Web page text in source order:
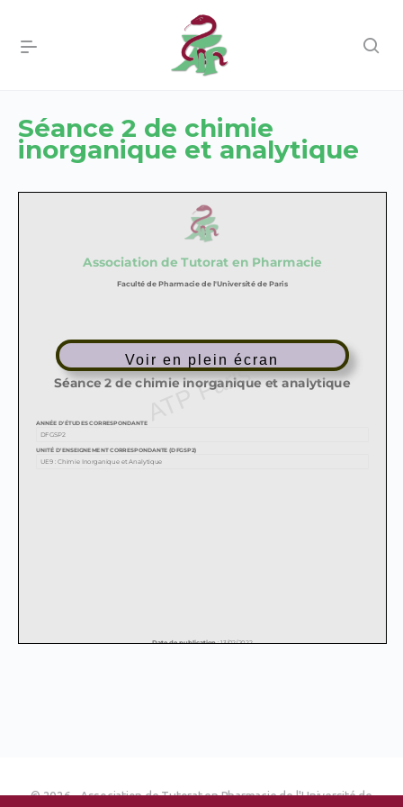
Séance 2 de chimie
inorganique et analytique
Voir en plein écran
© 2026 - Association de Tutorat en Pharmacie de l'Université de